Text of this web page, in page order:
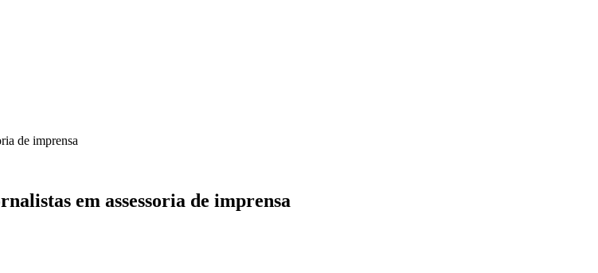
de imprensa
em assessoria de imprensa